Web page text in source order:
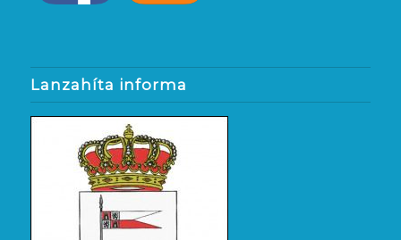
Lanzahíta informa